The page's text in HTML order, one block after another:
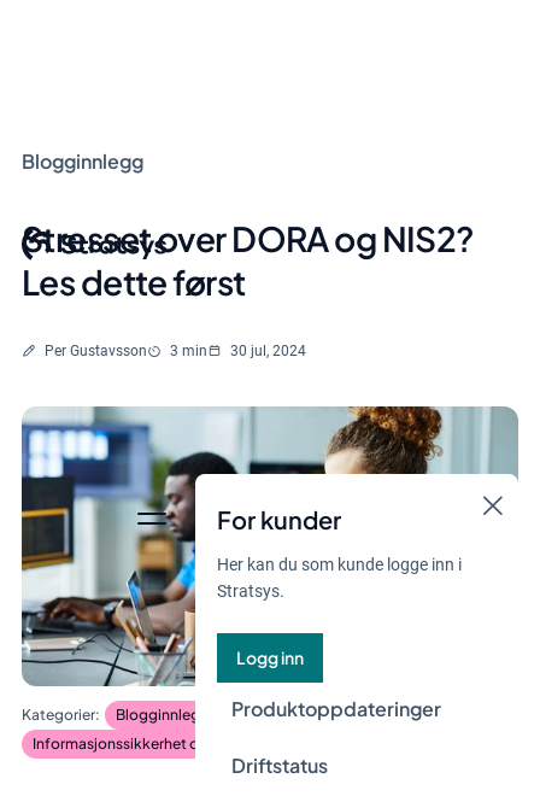
For kunder
Her kan du som kunde logge inn i
Stratsys.
Logg inn
Produktoppdateringer
Driftstatus
Blogginnlegg
Stresset over DORA og NIS2?
Les dette først
Skrevet av
Per Gustavsson Lesetid
3 min 30 jul, 2024
Blogginnlegg
Risiko og kontroll
Informasjonssikkerhet og databeskyttelse